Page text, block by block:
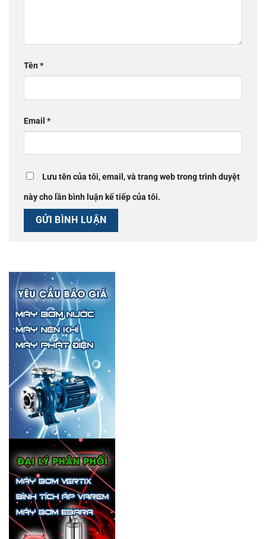
Tên*
Email *
Lưu tên của tôi, email, và trang web trong trình duyệt
này cho lần bình luận kế tiếp của tôi.